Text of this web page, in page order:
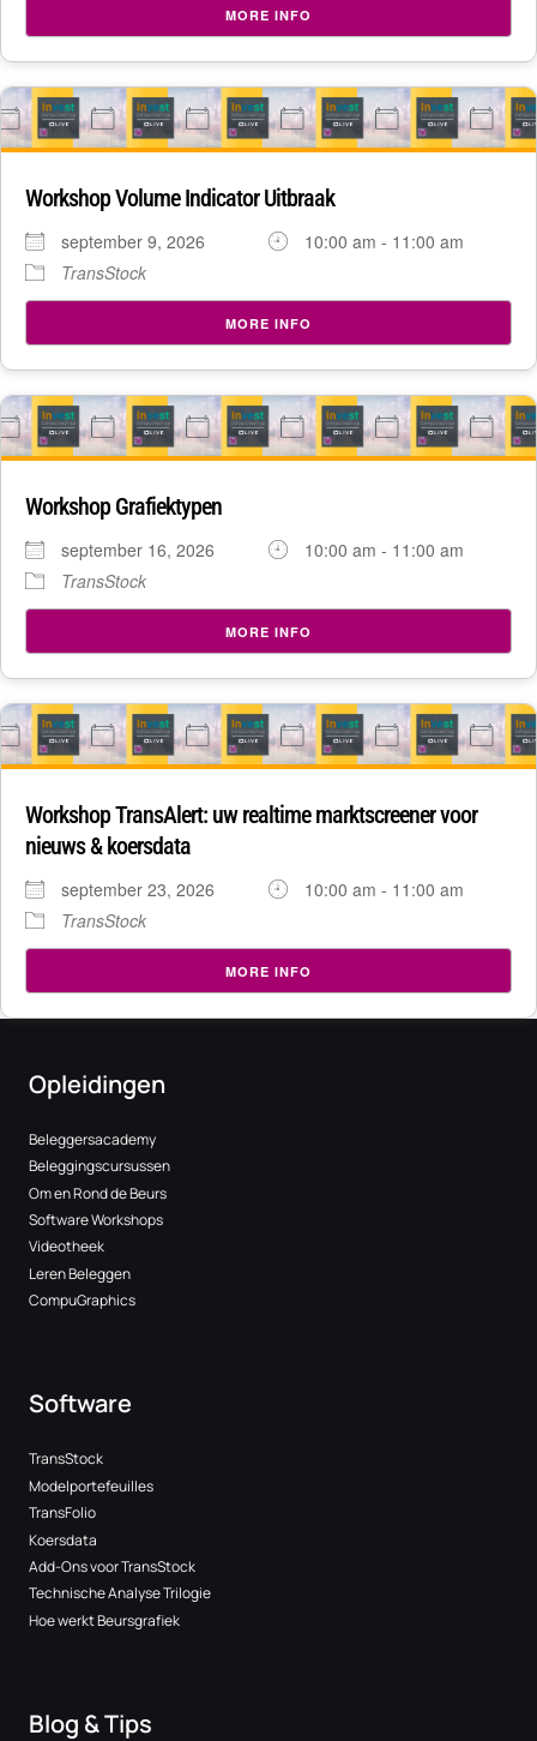
MORE INFO
09
Workshop Volume Indicator Uitbraak
september 9, 2026
10:00 am - 11:00 am
TransStock
MORE INFO
16
Workshop Grafiektypen
september 16, 2026
10:00 am - 11:00 am
TransStock
MORE INFO
23
Workshop TransAlert: uw realtime marktscreener voor
nieuws & koersdata
september 23, 2026
10:00 am - 11:00 am
TransStock
MORE INFO
Opleidingen
Beleggersacademy
Beleggingscursussen
Om en Rond de Beurs
Software Workshops
Videotheek
Leren Beleggen
CompuGraphics
Software
TransStock
Modelportefeuilles
TransFolio
Koersdata
Add-Ons voor TransStock
Technische Analyse Trilogie
Hoe werkt Beursgrafiek
Blog & Tips